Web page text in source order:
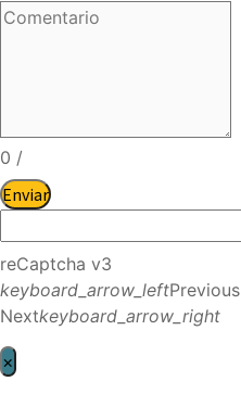
0 /
Enviar
reCaptcha v3
keyboard_arrow_leftPrevious
Nextkeyboard_arrow_right
×